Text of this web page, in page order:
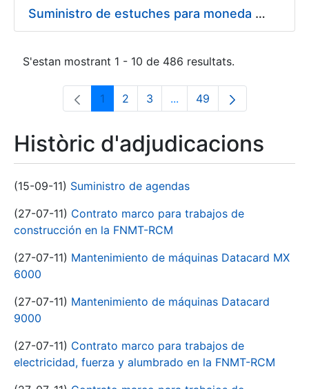
Suministro de estuches para moneda de 30 €
S'estan mostrant 1 - 10 de 486 resultats.
Pàgina
1 Pàgina
2 Pàgina
3 ...Pàgines intermèdies
Pàgina
49
Històric d'adjudicacions
(15-09-11) Suministro de agendas
(27-07-11) Contrato marco para trabajos de
construcción en la FNMT-RCM
(27-07-11) Mantenimiento de máquinas Datacard MX
6000
(27-07-11) Mantenimiento de máquinas Datacard
9000
(27-07-11) Contrato marco para trabajos de
electricidad, fuerza y alumbrado en la FNMT-RCM